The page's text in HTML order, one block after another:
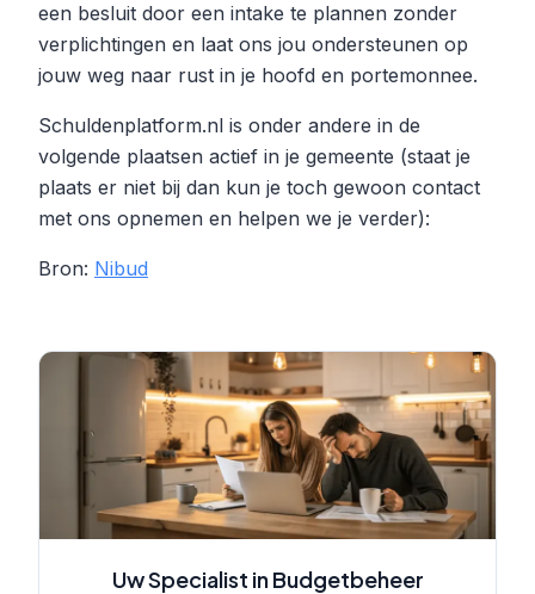
een besluit door een intake te plannen zonder
verplichtingen en laat ons jou ondersteunen op
jouw weg naar rust in je hoofd en portemonnee.
Schuldenplatform.nl is onder andere in de
volgende plaatsen actief in je gemeente (staat je
plaats er niet bij dan kun je toch gewoon contact
met ons opnemen en helpen we je verder):
Bron: Nibud
Uw Specialist in Budgetbeheer